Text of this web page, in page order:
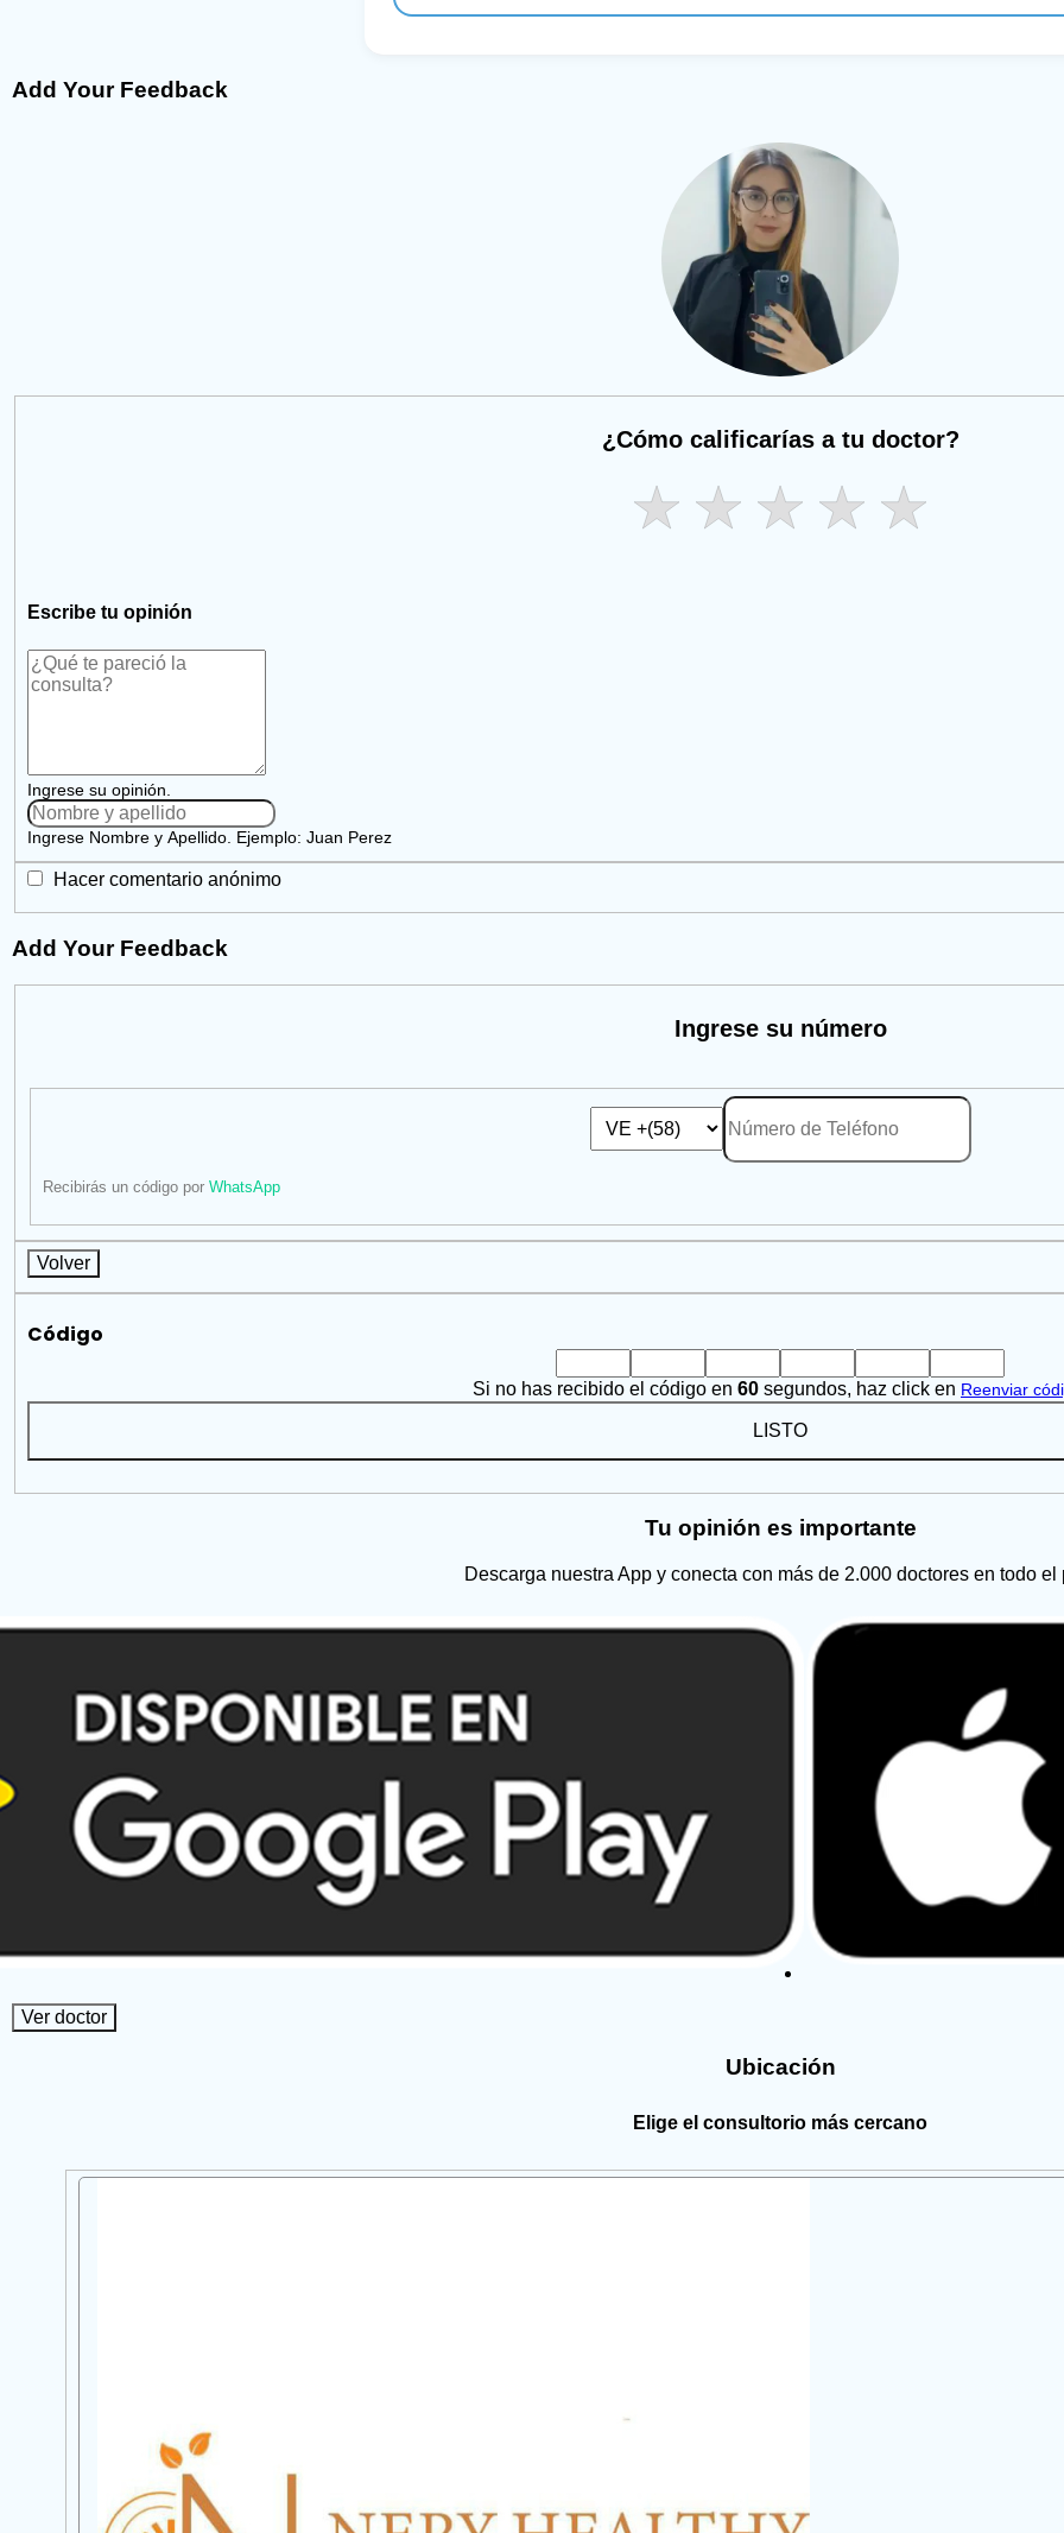
Add Your Feedback
¿Cómo calificarías a tu doctor?
Escribe tu opinión
Ingrese su opinión.
Ingrese Nombre y Apellido. Ejemplo: Juan Perez
Hacer comentario anónimo
Add Your Feedback
Ingrese su número
Recibirás un código por WhatsApp
Volver
Código
Si no has recibido el código en 60 segundos, haz click en Reenviar
LISTO
Tu opinión es importante
Descarga nuestra App y conecta con más de 2.000 doctores en todo el
Ver doctor
Ubicación
Elige el consultorio más cercano